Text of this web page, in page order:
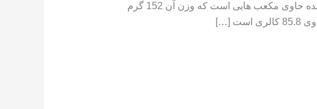
تعداد کالری موجود در هندوانه هندوانه دارای کالری کم است ،[١] در جایی که یک فنجان هندوانه خرد شده حاوی مکعب هایی است که وزن آن 152 گرم